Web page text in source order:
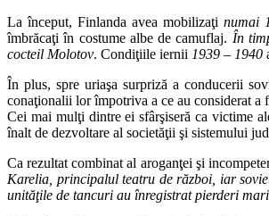
La început, Finlanda avea mobilizaţinumai
îmbrăcaţi în costume albe de camuflaj. În
cocteil Molotov. Condiţiile iernii 1939 – 1940
În plus, spre uriaşa surpriză a conducerii
conaţionalii lor împotriva a ce au considerat
Cei mai mulţi dintre ei sfârşiseră ca victime
înalt de dezvoltare al societăţii şi sistemului
Ca rezultat combinat al aroganţei şi
Karelia, principalul teatru de război, iar
unităţile de tancuri au înregistrat pierderi